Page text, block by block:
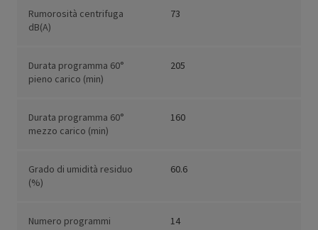
Rumorosità centrifuga
dB(A)
73
Durata programma 60°
pieno carico (min)
205
Durata programma 60°
mezzo carico (min)
160
Grado di umidità residuo
(%)
60.6
Numero programmi 14